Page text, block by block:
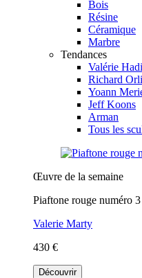
Bois
Résine
Céramique
Marbre
Tendances
Valérie
Richard
Yoann
Jeff Koons
Arman
Tous les
Œuvre de la semaine
Piaftone rouge numéro 3
Valerie Marty
430 €
Découvrir